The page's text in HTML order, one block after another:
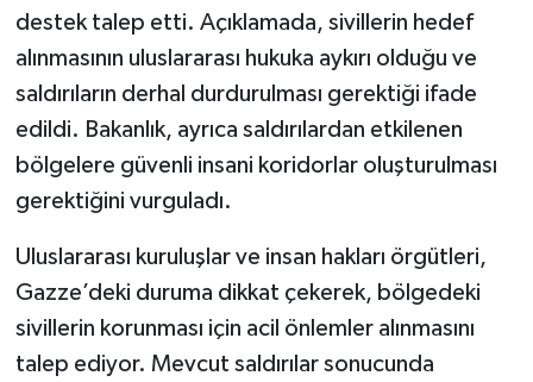
destek talep etti. Açıklamada, sivillerin hedef
alınmasının uluslararası hukuka aykırı olduğu ve
saldırıların derhal durdurulması gerektiği ifade
edildi. Bakanlık, ayrıca saldırılardan etkilenen
bölgelere güvenli insani koridorlar oluşturulması
gerektiğini vurguladı.
Uluslararası kuruluşlar ve insan hakları örgütleri,
Gazze’deki duruma dikkat çekerek, bölgedeki
sivillerin korunması için acil önlemler alınmasını
talep ediyor. Mevcut saldırılar sonucunda